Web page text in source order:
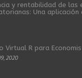
y rentabilidad de las
Una
Virtual R para
2020